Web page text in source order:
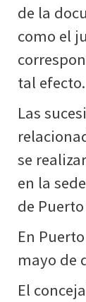
de la
como el
tal efecto.
Las
se
en la
de
En
mayo de
El